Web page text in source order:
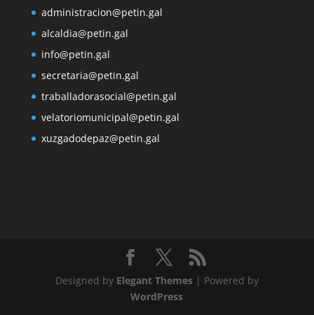
administracion@petin.gal
alcaldia@petin.gal
info@petin.gal
secretaria@petin.gal
traballadorasocial@petin.gal
velatoriomunicipal@petin.gal
xuzgadodepaz@petin.gal
Designed by Elegant Themes| Powered by
WordPress